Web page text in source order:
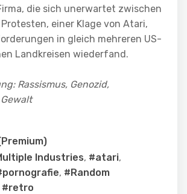
die sich unerwartet zwischen
einer Klage von Atari,
in gleich mehreren US-
Landkreisen wiederfand.
Rassismus, Genozid,
Industries, #atari,
, #Random
#retro